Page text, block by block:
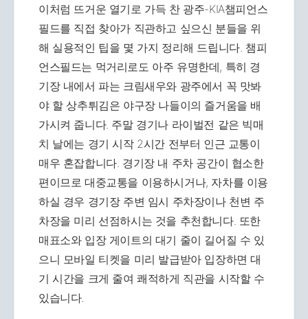
이처럼 뜨거운 열기로 가득 찬 광주-KIA챔피언스
필드를 직접 찾아가 직관하고 싶으신 분들을 위
해 실용적인 팁을 몇 가지 정리해 드립니다. 챔피
언스필드는 먹거리로도 아주 유명한데, 특히 경
기장 내에서 파는 크림새우와 광주에서 꼭 맛봐
야 할 상추튀김은 야구장 나들이의 즐거움을 배
가시켜 줍니다. 주말 경기나 라이벌전 같은 빅매
치 날에는 경기 시작 2시간 전부터 인근 교통이
매우 혼잡합니다. 경기장 내 주차 공간이 협소한
편이므로 대중교통을 이용하시거나, 자차를 이용
하실 경우 경기장 주변 임시 주차장이나 천변 주
차장을 미리 선점하시는 것을 추천합니다. 또한
매표소와 입장 게이트의 대기 줄이 길어질 수 있
으니 모바일 티켓을 미리 발급받아 입장하면 대
기 시간을 크게 줄여 쾌적하게 직관을 시작할 수
있습니다.